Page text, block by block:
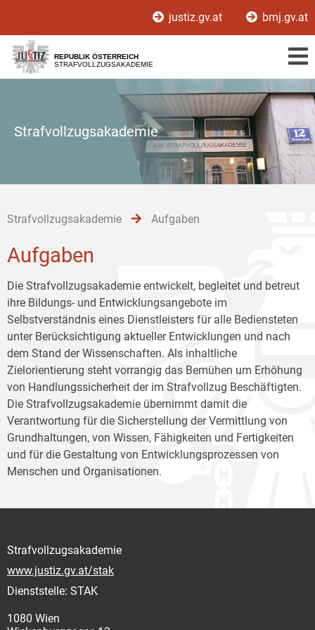
[1]
[2]
[3]
justiz.gv.at bmj.gv.at
REPUBLIK ÖSTERREICH
STRAFVOLLZUGSAKADEMIE
Strafvollzugsakademie
Strafvollzugsakademie Aufgaben
Aufgaben
Die Strafvollzugsakademie entwickelt, begleitet und betreut
ihre Bildungs- und Entwicklungsangebote im
Selbstverständnis eines Dienstleisters für alle Bediensteten
unter Berücksichtigung aktueller Entwicklungen und nach
dem Stand der Wissenschaften. Als inhaltliche
Zielorientierung steht vorrangig das Bemühen um Erhöhung
von Handlungssicherheit der im Strafvollzug Beschäftigten.
Die Strafvollzugsakademie übernimmt damit die
Verantwortung für die Sicherstellung der Vermittlung von
Grundhaltungen, von Wissen, Fähigkeiten und Fertigkeiten
und für die Gestaltung von Entwicklungsprozessen von
Menschen und Organisationen.
Strafvollzugsakademie
www.justiz.gv.at/stak
Dienststelle: STAK
1080 Wien